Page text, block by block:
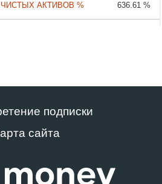
636.61 %
подписки
сайта